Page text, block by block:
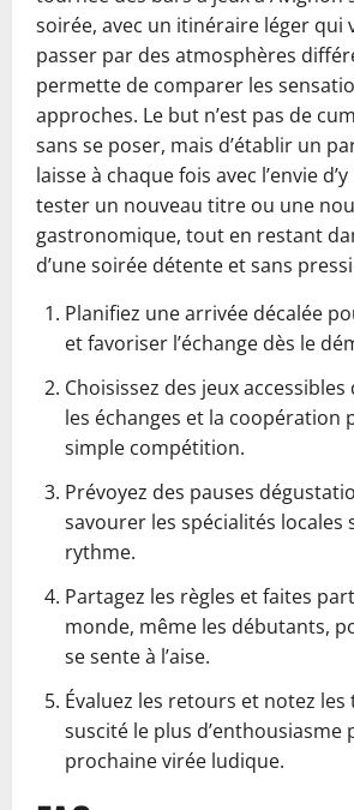
soirée, avec un itinéraire léger qui
passer par des atmosphères
permette de comparer les
approches. Le but n’est pas de
sans se poser, mais d’établir un
laisse à chaque fois avec l’envie
tester un nouveau titre ou une
gastronomique, tout en restant
d’une soirée détente et sans
Planifiez une arrivée décalée
et favoriser l’échange dès le
Choisissez des jeux
les échanges et la coopération
simple compétition.
Prévoyez des pauses
savourer les spécialités locales
rythme.
Partagez les règles et faites
monde, même les débutants,
se sente à l’aise.
Évaluez les retours et notez
suscité le plus d’enthousiasme
prochaine virée ludique.